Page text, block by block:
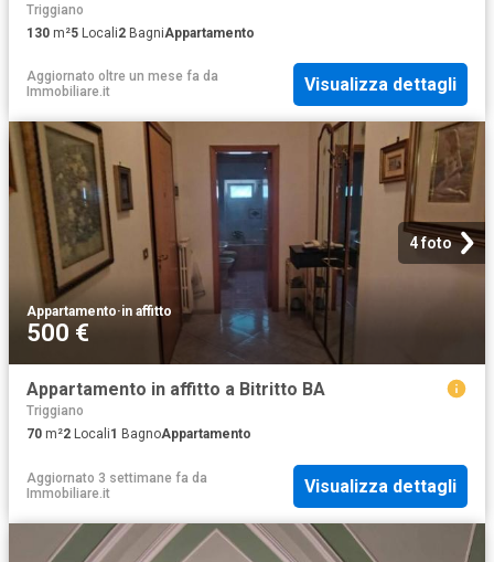
Triggiano
130 m²5 Locali2 BagniAppartamento
Aggiornato oltre un mese fa da
Immobiliare.it
Visualizza dettagli
4 foto
Appartamento·in affitto
500 €
Appartamento in affitto a Bitritto BA
Triggiano
70 m²2 Locali1 BagnoAppartamento
Aggiornato 3 settimane fa da
Immobiliare.it
Visualizza dettagli